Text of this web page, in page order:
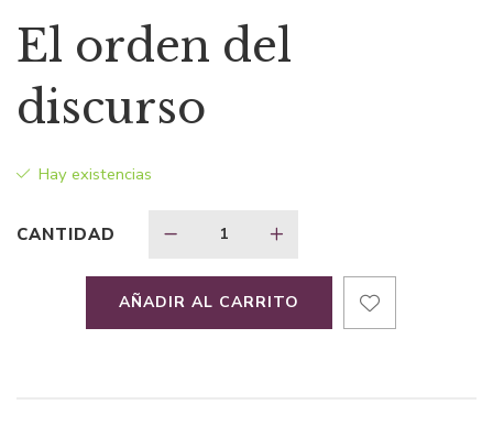
precio
era:
$54,46.
precio
El orden del
discurso
Hay existencias
CANTIDAD
AÑADIR AL CARRITO